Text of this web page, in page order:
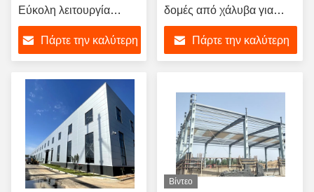
Εύκολη λειτουργία
Σύγχρονη δομή χάλυβα
Πάρτε την καλύτερη
δομές από χάλυβα για
δομές από χάλυβα
Βιομηχανικές αποθήκες
Εργαστήρια Κατασκευή
Πάρτε την καλύτερη
Βίντεο